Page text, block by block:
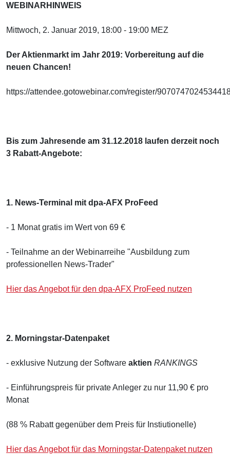
WEBINARHINWEIS
Mittwoch, 2. Januar 2019, 18:00 - 19:00 MEZ
Der Aktienmarkt im Jahr 2019: Vorbereitung auf die
neuen Chancen!
https://attendee.gotowebinar.com/register/
Bis zum Jahresende am 31.12.2018 laufen derzeit noch
3 Rabatt-Angebote:
1. News-Terminal mit dpa-AFX ProFeed
- 1 Monat gratis im Wert von 69 €
- Teilnahme an der Webinarreihe "Ausbildung zum
professionellen News-Trader"
Hier das Angebot für den dpa-AFX ProFeed nutzen
2. Morningstar-Datenpaket
- exklusive Nutzung der Software aktien RANKINGS
- Einführungspreis für private Anleger zu nur 11,90 € pro
Monat
(88 % Rabatt gegenüber dem Preis für Instiutionelle)
Hier das Angebot für das Morningstar-Datenpaket nutzen